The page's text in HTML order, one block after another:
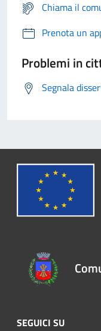
Chiama il
Prenota un
Problemi in
Segnala
SEGUICI SU